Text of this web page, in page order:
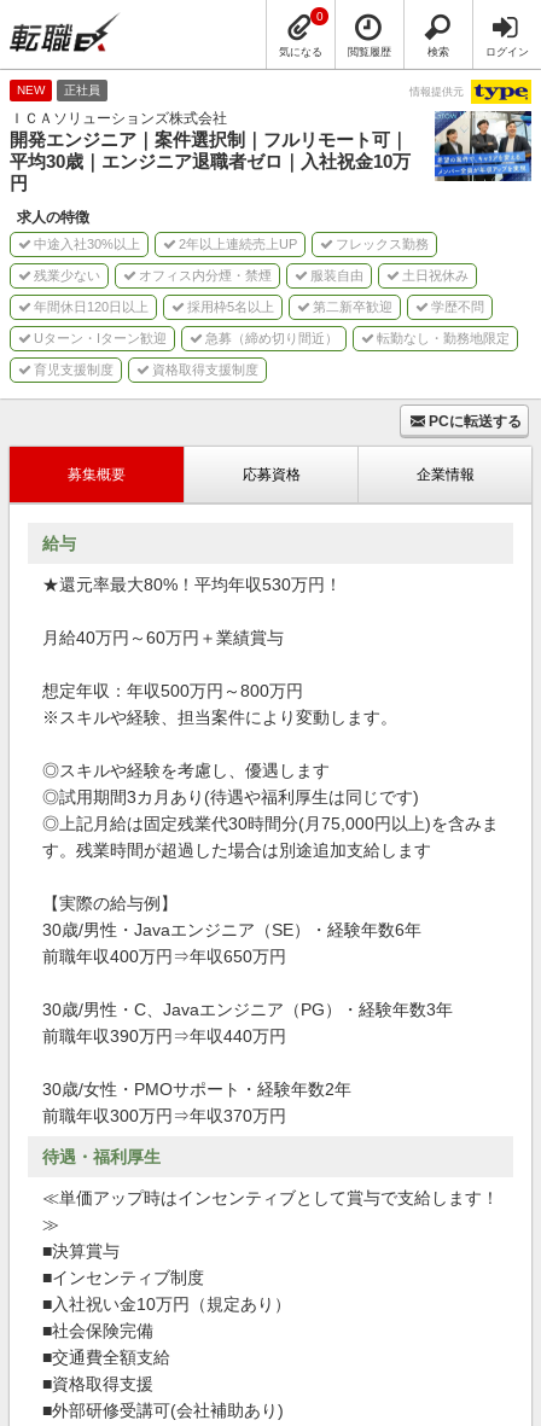
気になる
0
閲覧履歴 検索 ログイン
NEW 正社員 情報提供元
ＩＣＡソリューションズ株式会社
開発エンジニア｜案件選択制｜フルリモート可｜
平均30歳｜エンジニア退職者ゼロ｜入社祝金10万
円
求人の特徴
中途入社30%以上 2年以上連続売上UP フレックス勤務
残業少ない オフィス内分煙・禁煙 服装自由 土日祝休み
年間休日120日以上 採用枠5名以上 第二新卒歓迎 学歴不問
Uターン・Iターン歓迎 急募（締め切り間近） 転勤なし・勤務地限定
育児支援制度 資格取得支援制度
PCに転送する
募集概要 応募資格 企業情報
給与
★還元率最大80%！平均年収530万円！
月給40万円～60万円＋業績賞与
想定年収：年収500万円～800万円
※スキルや経験、担当案件により変動します。
◎スキルや経験を考慮し、優遇します
◎試用期間3カ月あり(待遇や福利厚生は同じです)
◎上記月給は固定残業代30時間分(月75,000円以上)を含みま
す。残業時間が超過した場合は別途追加支給します
【実際の給与例】
30歳/男性・Javaエンジニア（SE）・経験年数6年
前職年収400万円⇒年収650万円
30歳/男性・C、Javaエンジニア（PG）・経験年数3年
前職年収390万円⇒年収440万円
30歳/女性・PMOサポート・経験年数2年
前職年収300万円⇒年収370万円
待遇・福利厚生
≪単価アップ時はインセンティブとして賞与で支給します！
≫
■決算賞与
■インセンティブ制度
■入社祝い金10万円（規定あり）
■社会保険完備
■交通費全額支給
■資格取得支援
■外部研修受講可(会社補助あり)